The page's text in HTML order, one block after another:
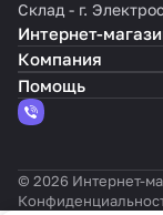
Склад - г.
Интернет-
Компания
Помощь
© 2026 Интернет-